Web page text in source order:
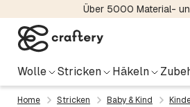
Über 5000 Material-
Wolle Stricken Häkeln
Home Stricken Baby & Kind